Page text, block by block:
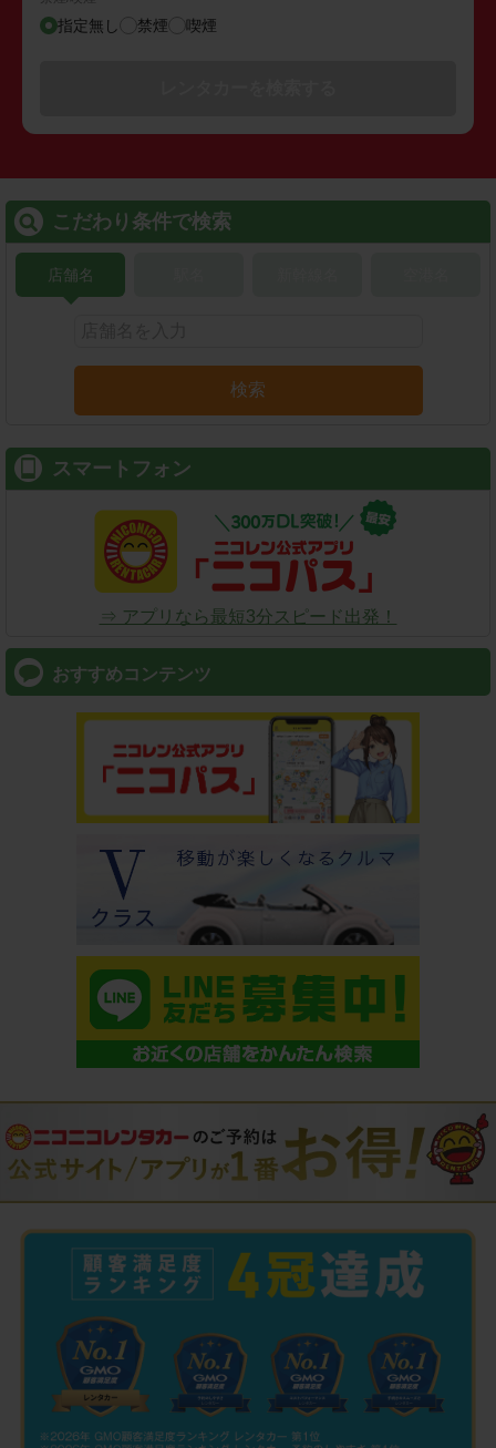
指定無し 禁煙 喫煙
こだわり条件で検索
店舗名
検索
スマートフォン
⇒ アプリなら最短3分スピード出発！
おすすめコンテンツ